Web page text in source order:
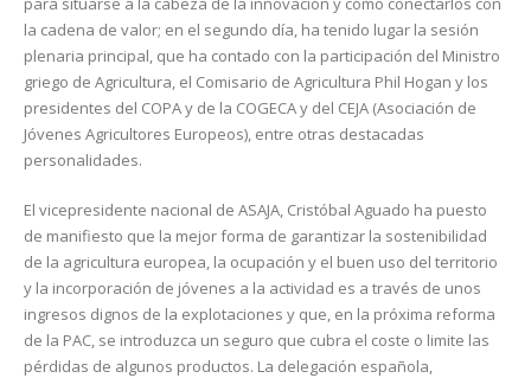
la cadena de valor; en el segundo día, ha tenido lugar la sesión
plenaria principal, que ha contado con la participación del Ministro
griego de Agricultura, el Comisario de Agricultura Phil Hogan y los
presidentes del COPA y de la COGECA y del CEJA (Asociación de
Jóvenes Agricultores Europeos), entre otras destacadas
personalidades.
El vicepresidente nacional de ASAJA, Cristóbal Aguado ha puesto
de manifiesto que la mejor forma de garantizar la sostenibilidad
de la agricultura europea, la ocupación y el buen uso del territorio
y la incorporación de jóvenes a la actividad es a través de unos
ingresos dignos de la explotaciones y que, en la próxima reforma
de la PAC, se introduzca un seguro que cubra el coste o limite las
pérdidas de algunos productos. La delegación española,